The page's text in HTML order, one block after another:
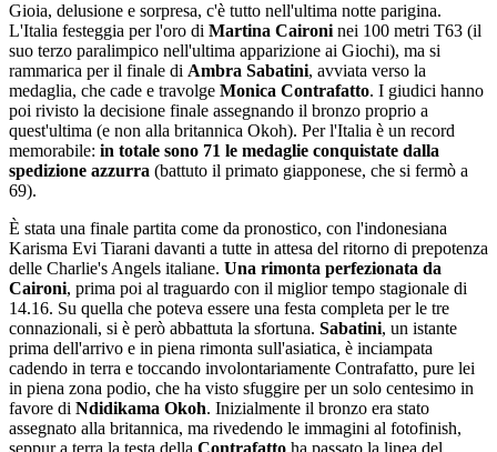
Gioia, delusione e sorpresa, c'è tutto nell'ultima notte parigina.
L'Italia festeggia per l'oro di Martina Caironi nei 100 metri T63 (il
suo terzo paralimpico nell'ultima apparizione ai Giochi), ma si
rammarica per il finale di Ambra Sabatini, avviata verso la
medaglia, che cade e travolge Monica Contrafatto. I giudici hanno
poi rivisto la decisione finale assegnando il bronzo proprio a
quest'ultima (e non alla britannica Okoh). Per l'Italia è un record
memorabile: in totale sono 71 le medaglie conquistate dalla
spedizione azzurra (battuto il primato giapponese, che si fermò a
69).
È stata una finale partita come da pronostico, con l'indonesiana
Karisma Evi Tiarani davanti a tutte in attesa del ritorno di prepotenza
delle Charlie's Angels italiane. Una rimonta perfezionata da
Caironi, prima poi al traguardo con il miglior tempo stagionale di
14.16. Su quella che poteva essere una festa completa per le tre
connazionali, si è però abbattuta la sfortuna. Sabatini, un istante
prima dell'arrivo e in piena rimonta sull'asiatica, è inciampata
cadendo in terra e toccando involontariamente Contrafatto, pure lei
in piena zona podio, che ha visto sfuggire per un solo centesimo in
favore di Ndidikama Okoh. Inizialmente il bronzo era stato
assegnato alla britannica, ma rivedendo le immagini al fotofinish,